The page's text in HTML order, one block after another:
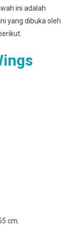
ini adalah
yang dibuka oleh
cm.